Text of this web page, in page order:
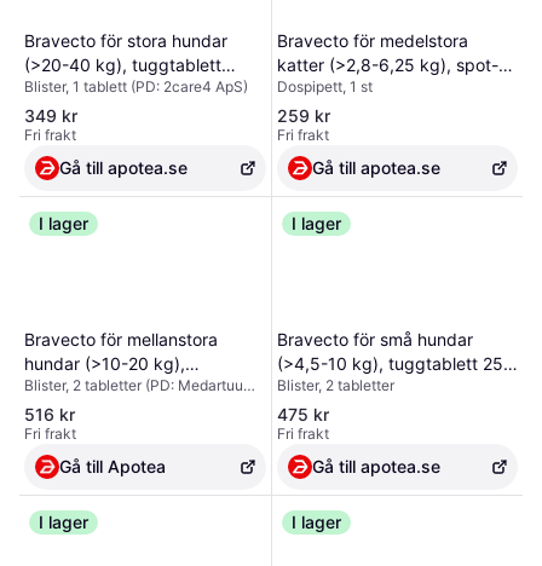
Dextros 200 IU/kg Hydroliserad
kyckling protein 20mg/kg
Bryggerijäst 10 mg/kg Inulin 6
mg/kg Mineraler 2 mg/kg Vitaminer
75
Bravecto för stora hundar
(>20-40 kg), tuggtablett
1000 mg 2care4 ApS, varunr
493356
Blister, 1 tablett (PD: 2care4 ApS)
349 kr
Fri frakt
Gå till apotea.se
Bravecto för medelstora
katter (>2,8-6,25 kg), spot-
on, lösning 250 mg, varunr
125624
Dospipett, 1 st
259 kr
Fri frakt
Gå till apotea.se
I lager
Bravecto för mellanstora
hundar (>10-20 kg),
tuggtablett 500 mg
Medartuum AB, varunr
451449
Blister, 2 tabletter (PD: Medartuum
AB)
516 kr
Fri frakt
Gå till Apotea
I lager
Bravecto för små hundar
(>4,5-10 kg), tuggtablett 250
mg MSD Animal Health, varunr
423102
Blister, 2 tabletter
475 kr
Fri frakt
Gå till apotea.se
I lager I lager